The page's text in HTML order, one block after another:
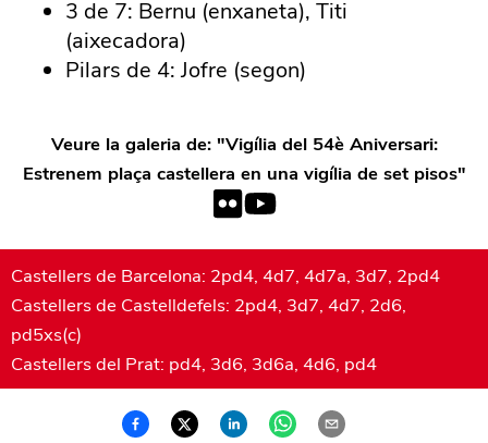
3 de 7: Bernu (enxaneta), Titi
(aixecadora)
Pilars de 4: Jofre (segon)
Veure la galeria de: "Vigília del 54è Aniversari:
Estrenem plaça castellera en una vigília de set pisos"
Castellers de Barcelona: 2pd4, 4d7, 4d7a, 3d7, 2pd4
Castellers de Castelldefels: 2pd4, 3d7, 4d7, 2d6,
pd5xs(c)
Castellers del Prat: pd4, 3d6, 3d6a, 4d6, pd4